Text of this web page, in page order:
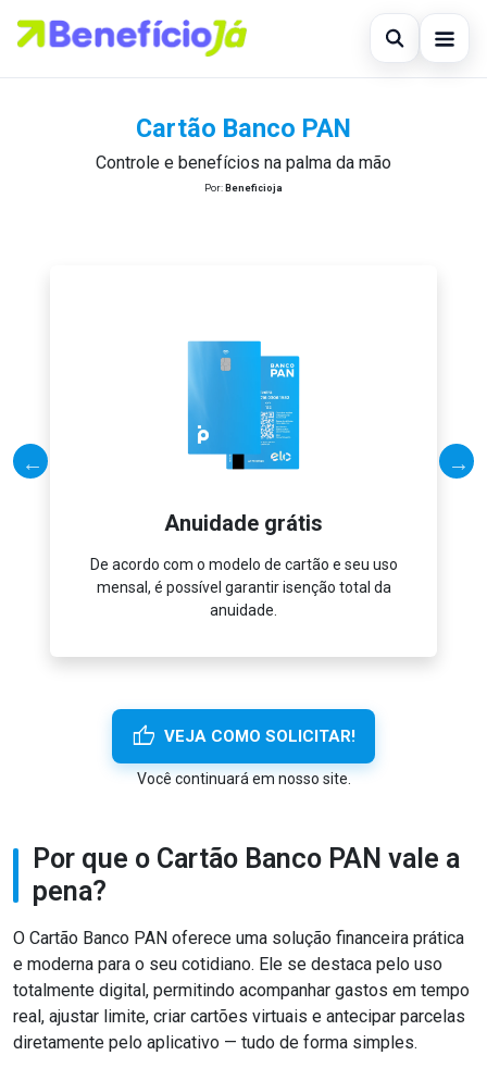
Abrir busca
Empréstimo
Buscar no site
Cartão Banco PAN
Controle e benefícios na palma da mão
Por: Beneficioja
Anuidade grátis
De acordo com o modelo de cartão e seu uso
mensal, é possível garantir isenção total da
anuidade.
thumb_up VEJA COMO SOLICITAR!
Você continuará em nosso site.
Por que o Cartão Banco PAN vale a
pena?
O Cartão Banco PAN oferece uma solução financeira prática
e moderna para o seu cotidiano. Ele se destaca pelo uso
totalmente digital, permitindo acompanhar gastos em tempo
real, ajustar limite, criar cartões virtuais e antecipar parcelas
diretamente pelo aplicativo — tudo de forma simples.